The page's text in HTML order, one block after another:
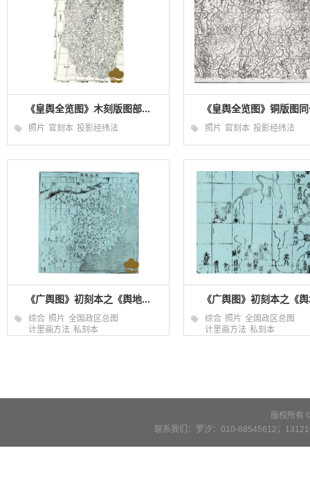
《皇舆全览图》木刻版图部...
照片 官刻本 投影经纬法
《皇舆全览图》铜版图
照片 官刻本 投影经纬法
《广舆图》初刻本之《舆地...
综合 照片 全国政区总图
计里画方法 私刻本
《广舆图》初刻本之《
综合 照片 全国政区总图
计里画方法 私刻本
版权所有
联系我们：罗汐：010-68545612；